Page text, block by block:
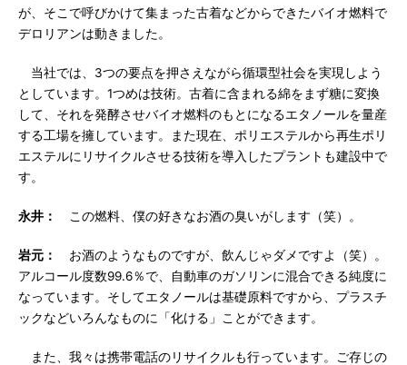
が、そこで呼びかけて集まった古着などからできたバイオ燃料で
デロリアンは動きました。
当社では、3つの要点を押さえながら循環型社会を実現しよう
としています。1つめは技術。古着に含まれる綿をまず糖に変換
して、それを発酵させバイオ燃料のもとになるエタノールを量産
する工場を擁しています。また現在、ポリエステルから再生ポリ
エステルにリサイクルさせる技術を導入したプラントも建設中で
す。
永井： この燃料、僕の好きなお酒の臭いがします（笑）。
岩元：
お酒のようなものですが、飲んじゃダメですよ（笑）。
アルコール度数99.6％で、自動車のガソリンに混合できる純度に
なっています。そしてエタノールは基礎原料ですから、プラスチ
ックなどいろんなものに「化ける」ことができます。
また、我々は携帯電話のリサイクルも行っています。ご存じの